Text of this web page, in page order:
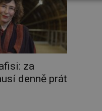
za
denně prát